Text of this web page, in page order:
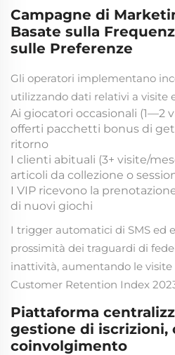
Campagne di
Basate sulla
sulle Preferenze
Gli operatori implementano
utilizzando dati relativi a visite
Ai giocatori occasionali (1—2
offerti pacchetti bonus di
ritorno
I clienti abituali (3+ visite/
articoli da collezione o
I VIP ricevono la
di nuovi giochi
I trigger automatici di SMS ed
prossimità dei traguardi di
inattività, aumentando le visite
Customer Retention Index
Piattaforma
gestione di iscrizioni,
coinvolgimento